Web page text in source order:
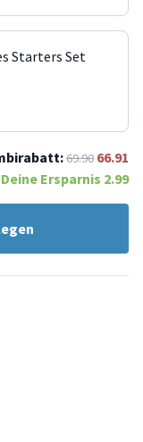
Starters Set
69.90 66.91
Deine Ersparnis 2.99